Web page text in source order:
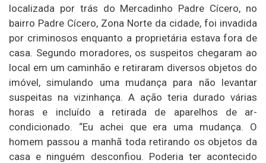
localizada por trás do Mercadinho Padre Cícero, no
bairro Padre Cícero, Zona Norte da cidade, foi invadida
por criminosos enquanto a proprietária estava fora de
casa. Segundo moradores, os suspeitos chegaram ao
local em um caminhão e retiraram diversos objetos do
imóvel, simulando uma mudança para não levantar
suspeitas na vizinhança. A ação teria durado várias
horas e incluído a retirada de aparelhos de ar-
condicionado. “Eu achei que era uma mudança. O
homem passou a manhã toda retirando os objetos da
casa e ninguém desconfiou. Poderia ter acontecido